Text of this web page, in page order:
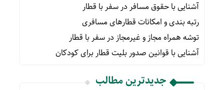
آشنایی با حقوق مسافر در سفر با قطار
رتبه بندی و امکانات قطارهای مسافری
توشه همراه مجاز و غیرمجاز در سفر با قطار
آشنایی با قوانین صدور بلیت قطار برای کودکان
جدیدترین مطالب